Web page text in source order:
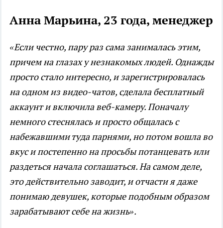
Анна Марьина, 23 года, менеджер
«Если честно, пару раз сама занималась этим,
причем на глазах у незнакомых людей. Однажды
просто стало интересно, и зарегистрировалась
на одном из видео-чатов, сделала бесплатный
аккаунт и включила веб-камеру. Поначалу
немного стеснялась и просто общалась с
набежавшими туда парнями, но потом вошла во
вкус и постепенно на просьбы потанцевать или
раздеться начала соглашаться. На самом деле,
это действительно заводит, и отчасти я даже
понимаю девушек, которые подобным образом
зарабатывают себе на жизнь».